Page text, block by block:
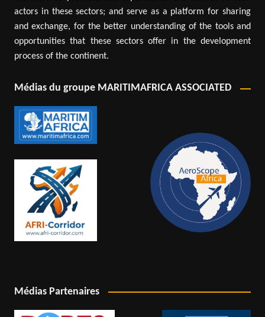
actors in these sectors; and serve as a platform for sharing
and exchange, for the better understanding of the tools and
opportunities that these sectors offer in the development
process of the continent.
Médias du groupe MARITIMAFRICA ASSOCIATED
Médias Partenaires